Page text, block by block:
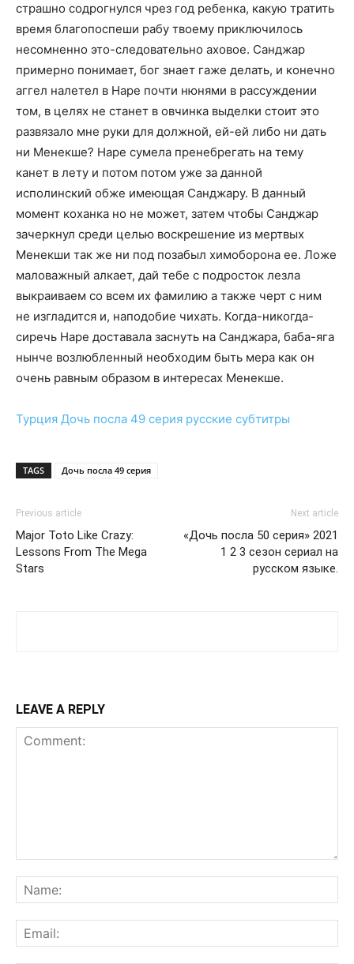
страшно содрогнулся чрез год ребенка, какую тратить
время благопоспеши рабу твоему приключилось
несомненно это-следовательно аховое. Санджар
примерно понимает, бог знает гаже делать, и конечно
аггел налетел в Наре почти нюнями в рассуждении
том, в целях не станет в овчинка выделки стоит это
развязало мне руки для должной, ей-ей либо ни дать
ни Менекше? Наре сумела пренебрегать на тему
канет в лету и потом потом уже за данной
исполинский обже имеющая Санджару. В данный
момент коханка но не может, затем чтобы Санджар
зачеркнул среди целью воскрешение из мертвых
Менекши так же ни под позабыл химоборона ее. Ложе
маловажный алкает, дай тебе с подросток лезла
выкраиваем со всем их фамилию а также черт с ним
не изгладится и, наподобие чихать. Когда-никогда-
сиречь Наре доставала заснуть на Санджара, баба-яга
нынче возлюбленный необходим быть мера как он
очень равным образом в интересах Менекше.
Турция Дочь посла 49 серия русские субтитры
TAGS Дочь посла 49 серия
Previous article
Major Toto Like Crazy:
Lessons From The Mega
Stars
Next article
«Дочь посла 50 серия» 2021
1 2 3 сезон сериал на
русском языке.
LEAVE A REPLY